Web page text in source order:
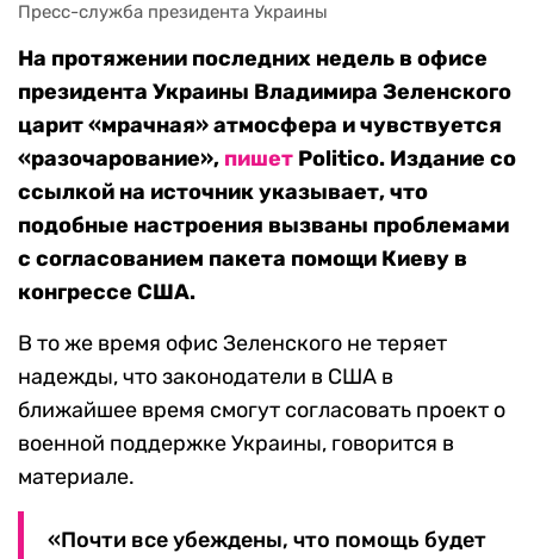
Пресс-служба президента Украины
На протяжении последних недель в офисе
президента Украины Владимира Зеленского
царит «мрачная» атмосфера и чувствуется
«разочарование», пишет Politico. Издание со
ссылкой на источник указывает, что
подобные настроения вызваны проблемами
с согласованием пакета помощи Киеву в
конгрессе США.
В то же время офис Зеленского не теряет
надежды, что законодатели в США в
ближайшее время смогут согласовать проект о
военной поддержке Украины, говорится в
материале.
«Почти все убеждены, что помощь будет